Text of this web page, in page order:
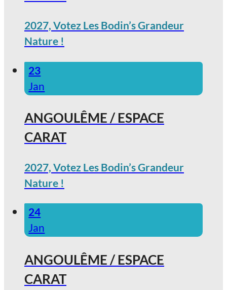
2027, Votez Les Bodin’s Grandeur
Nature !
23
Jan
ANGOULÊME / ESPACE
CARAT
2027, Votez Les Bodin’s Grandeur
Nature !
24
Jan
ANGOULÊME / ESPACE
CARAT